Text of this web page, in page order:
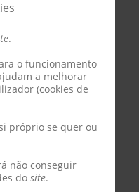
.
o funcionamento
a melhorar
(cookies de
próprio se quer ou
não conseguir
do site.